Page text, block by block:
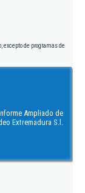
de programas de
Ampliado de
Extremadura S.l.